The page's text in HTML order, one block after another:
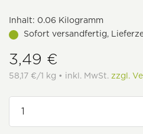
Inhalt: 0.06 Kilogramm
Sofort versandfertig,
3,49 €
58,17 €/1 kg • inkl. MwSt. zzgl.